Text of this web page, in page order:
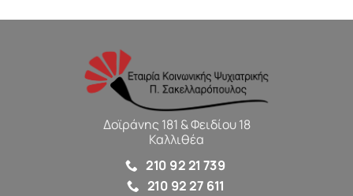
Δοϊράνης 181 & Φειδίου 18
Καλλιθέα
210 92 21 739
210 92 27 611